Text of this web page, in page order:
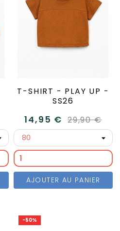
T-SHIRT - PLAY UP -
SS26
14,95 € 29,90 €
AJOUTER AU PANIER
-50%